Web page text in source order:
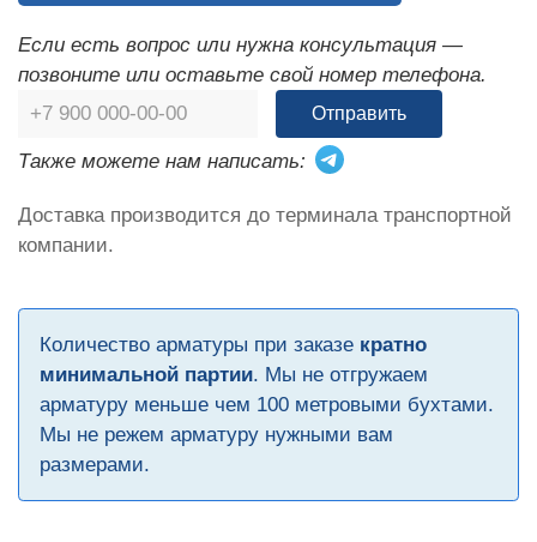
Если есть вопрос или нужна консультация —
позвоните или оставьте свой номер телефона.
Отправить
Также можете нам написать:
Доставка производится до терминала транспортной
компании.
Количество арматуры при заказе кратно
минимальной партии. Мы не отгружаем
арматуру меньше чем 100 метровыми бухтами.
Мы не режем арматуру нужными вам
размерами.